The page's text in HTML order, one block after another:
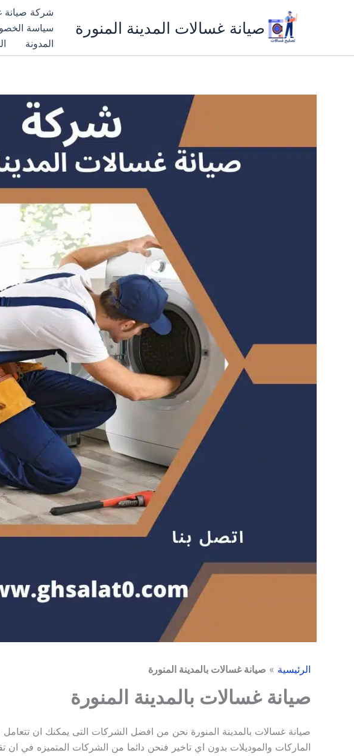
صيانة غسالات المدينة المنورة
شركة صيانة
سياسة
المدونة
الرئيسية » صيانة غسالات بالمدينة المنورة
صيانة غسالات بالمدينة المنورة
صيانة غسالات بالمدينة المنورة نحن من افضل الشركات التى يمكنك ان تتعامل
الماركات والموديلات بدون اي تاخير فنحن دائما من الشركات المتميزه في